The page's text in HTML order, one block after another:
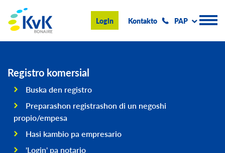
KvK Bonaire
Login Kontakto PAP
Registro Komersial
Konseho i informashon
Hasi negoshi na Boneiru
Tokante nos
Registro komersial
Buska den registro
Preparashon registrashon di un negoshi
propio/empesa
Hasi kambio pa empresario
'Login' pa notario